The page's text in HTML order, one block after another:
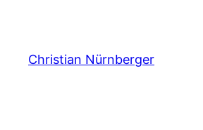
springen
Christian Nürnberger